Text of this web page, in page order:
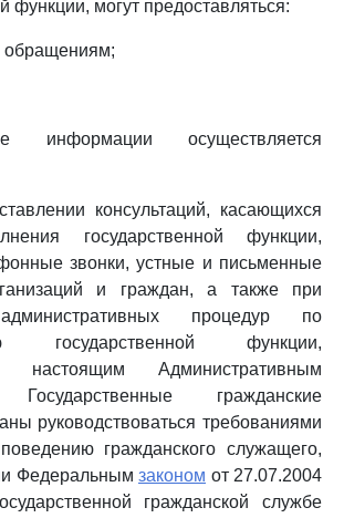
функции, могут предоставляться:
обращениям;
информации осуществляется
консультаций, касающихся
государственной функции,
звонки, устные и письменные
и граждан, а также при
процедур по
государственной функции,
настоящим Административным
Государственные гражданские
руководствоваться требованиями
гражданского служащего,
Федеральным законом от 27.07.2004
гражданской службе